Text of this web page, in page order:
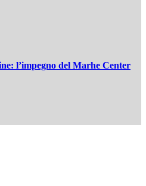
l’impegno del Marhe Center